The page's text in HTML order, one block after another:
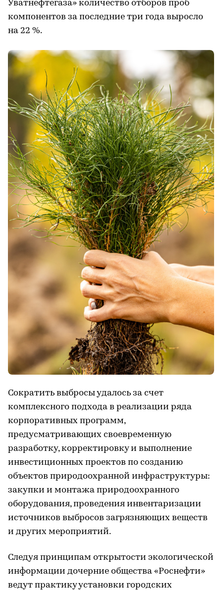
Уватнефтегаза» количество отборов проб
компонентов за последние три года выросло
на 22 %.
Сократить выбросы удалось за счет
комплексного подхода в реализации ряда
корпоративных программ,
предусматривающих своевременную
разработку, корректировку и выполнение
инвестиционных проектов по созданию
объектов природоохранной инфраструктуры:
закупки и монтажа природоохранного
оборудования, проведения инвентаризации
источников выбросов загрязняющих веществ
и других мероприятий.
Следуя принципам открытости экологической
информации дочерние общества «Роснефти»
ведут практику установки городских